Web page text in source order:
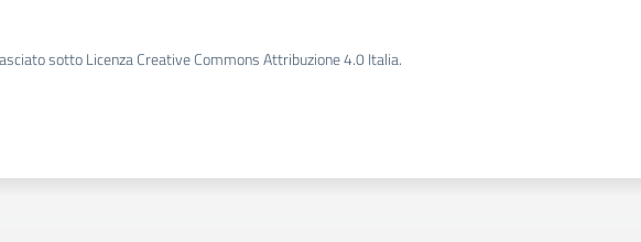
sotto Licenza Creative Commons Attribuzione 4.0 Italia.